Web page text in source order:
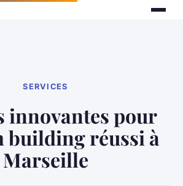
SERVICES
innovantes pour
building réussi à
Marseille